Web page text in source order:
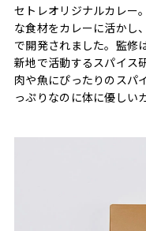
セトレオリジナルカレー
な食材をカレーに活かし
で開発されました。監修
新地で活動するスパイス
肉や魚にぴったりのスパ
っぷりなのに体に優しい